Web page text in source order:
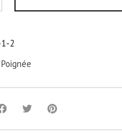
2
Poignée